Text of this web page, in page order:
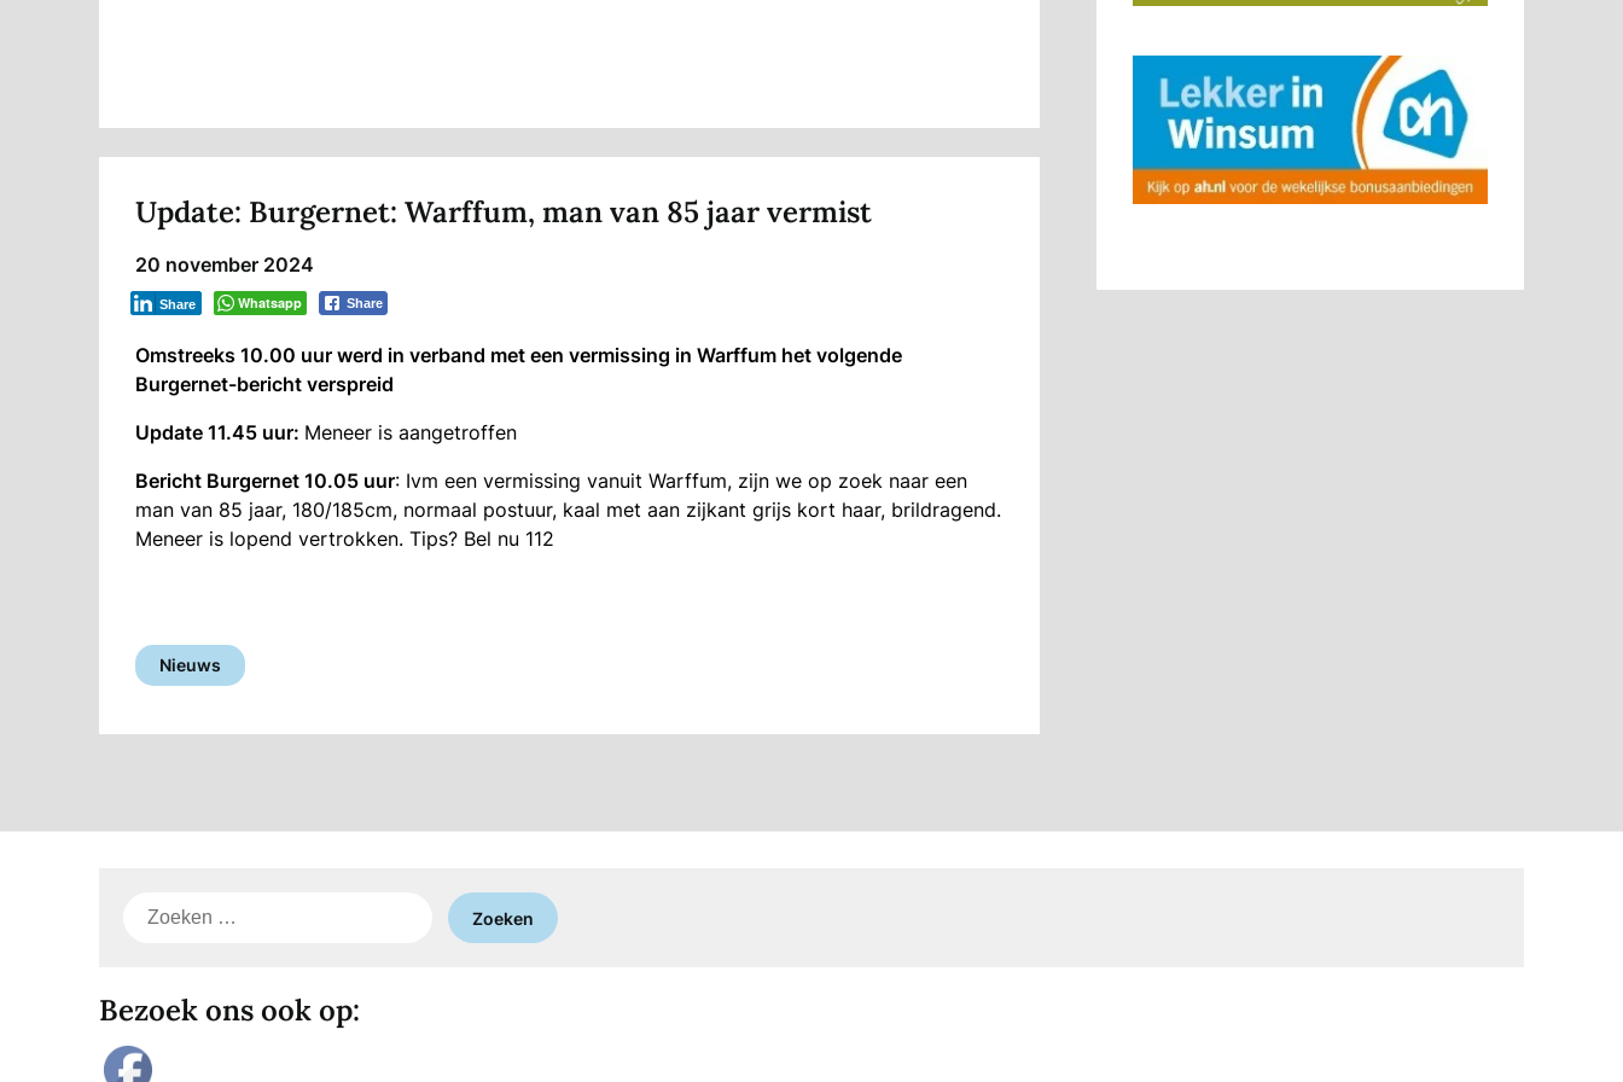
Update: Burgernet: Warffum, man van 85 jaar vermist
20 november 2024
Whatsapp Share
Share
Omstreeks 10.00 uur werd in verband met een vermissing in Warffum het volgende
Burgernet-bericht verspreid
Update 11.45 uur: Meneer is aangetroffen
Bericht Burgernet 10.05 uur: Ivm een vermissing vanuit Warffum, zijn we op zoek naar een
man van 85 jaar, 180/185cm, normaal postuur, kaal met aan zijkant grijs kort haar, brildragend.
Meneer is lopend vertrokken. Tips? Bel nu 112
Nieuws
Zoeken
Bezoek ons ook op: